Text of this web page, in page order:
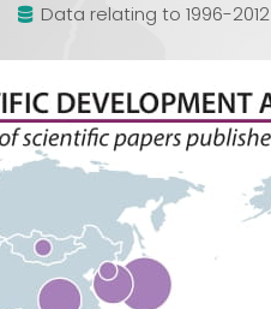
Data relating to 1996-2012